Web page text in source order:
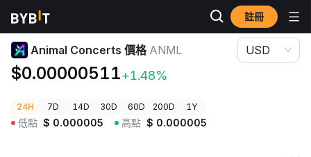
註冊
加密貨幣價格
Animal Concerts 價格 ANML
$0.00000511+1.48%
USD
24H 7D 14D 30D 60D 200D 1Y
低點 $ 0.000005 高點 $ 0.000005